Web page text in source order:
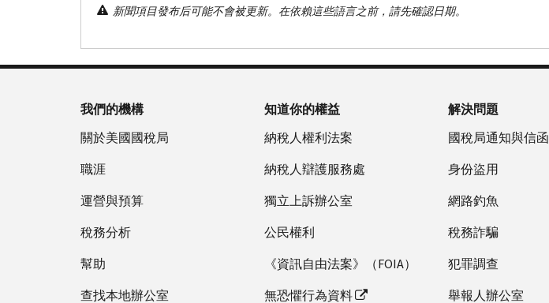
新聞項目發布后可能不會被更新。在依賴這些語言之前，請先確認日期。
我們的機構
關於美國國稅局
職涯
運營與預算
稅務分析
幫助
查找本地辦公室
知道你的權益
納稅人權利法案
納稅人辯護服務處
獨立上訴辦公室
公民權利
《資訊自由法案》（FOIA）
無恐懼行為資料
解決問題
國稅局通知與信函
身份盜用
網路釣魚
稅務詐騙
犯罪調查
舉報人辦公室